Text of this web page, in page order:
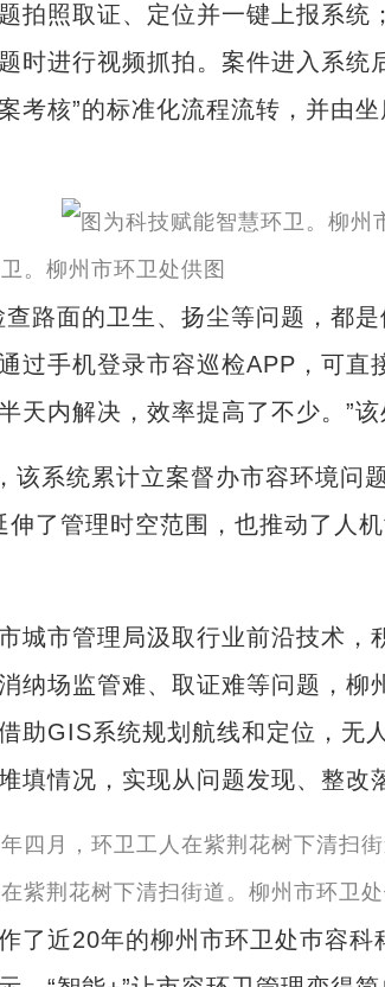
拍照取证、定位并一键上报系统
时进行视频抓拍。案件进入系
核”的标准化流程流转，并由坐
。柳州市环卫处供图
面的卫生、扬尘等问题，都是
过手机登录市容巡检APP，可
天内解决，效率提高了不少。”该
系统累计立案督办市容环境问
了管理时空范围，也推动了人
市管理局汲取行业前沿技术，
纳场监管难、取证难等问题，柳
助GIS系统规划航线和定位，无
填情况，实现从问题发现、整改
紫荆花树下清扫街道。柳州市环卫处
近20年的柳州市环卫处巿容科